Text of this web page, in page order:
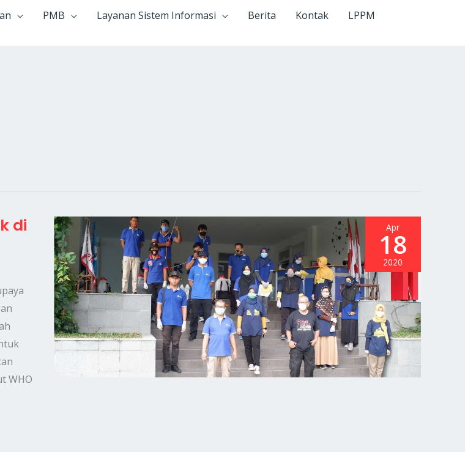
PMB Layanan Sistem Informasi Berita Kontak
LPPM
di
WHO
Apr
18
2020